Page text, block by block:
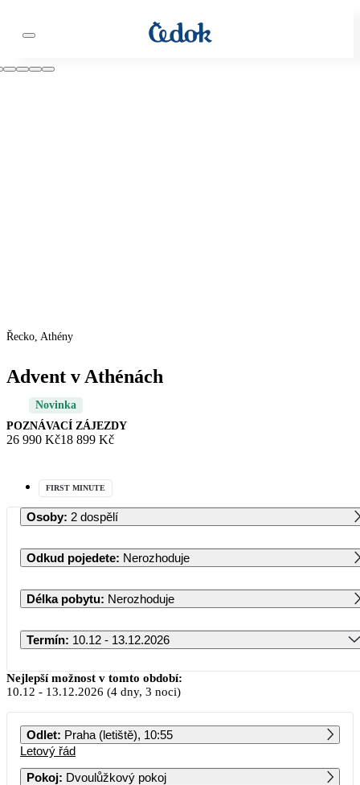
Řecko, Athény
Advent v Athénách
Novinka
POZNÁVACÍ ZÁJEZDY
26 990 Kč18 899 Kč
FIRST MINUTE
Osoby: 2 dospělí
Odkud pojedete: Nerozhoduje
Délka pobytu: Nerozhoduje
Termín: 10.12 - 13.12.2026
Prosinec 2026
PO ÚT ST ČT PÁ SO NE
Nejlepší možnost v tomto období:
10.12 - 13.12.2026 (4 dny, 3 noci)
Odlet: Praha (letiště), 10:55
Letový řád
Pokoj: Dvoulůžkový pokoj